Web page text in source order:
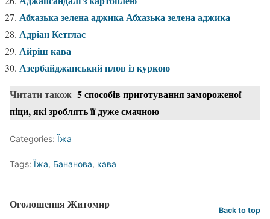
Абхазька зелена аджика Абхазька зелена аджика
Адріан Кетглас
Айріш кава
Азербайджанський плов із куркою
Читати також 5 способів приготування замороженої
піци, які зроблять її дуже смачною
Categories: Їжа
Tags: Їжа, Бананова, кава
Оголошення Житомир Back to top